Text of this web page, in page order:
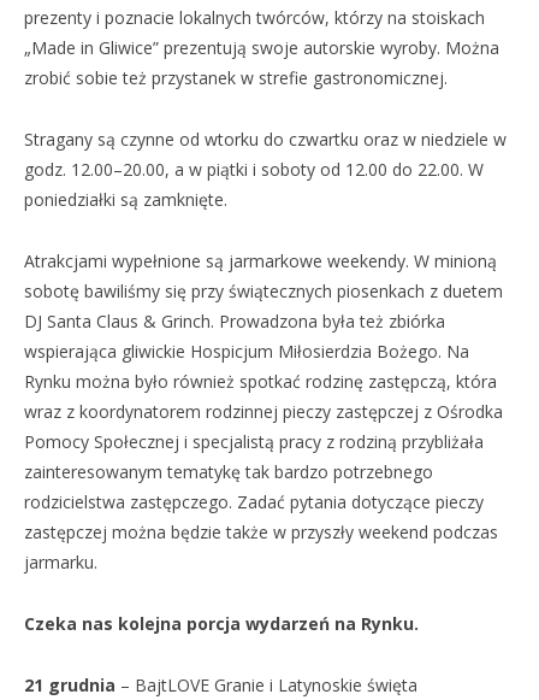
prezenty i poznacie lokalnych twórców, którzy na stoiskach
„Made in Gliwice” prezentują swoje autorskie wyroby. Można
zrobić sobie też przystanek w strefie gastronomicznej.
Stragany są czynne od wtorku do czwartku oraz w niedziele w
godz. 12.00–20.00, a w piątki i soboty od 12.00 do 22.00. W
poniedziałki są zamknięte.
Atrakcjami wypełnione są jarmarkowe weekendy. W minioną
sobotę bawiliśmy się przy świątecznych piosenkach z duetem
DJ Santa Claus & Grinch. Prowadzona była też zbiórka
wspierająca gliwickie Hospicjum Miłosierdzia Bożego. Na
Rynku można było również spotkać rodzinę zastępczą, która
wraz z koordynatorem rodzinnej pieczy zastępczej z Ośrodka
Pomocy Społecznej i specjalistą pracy z rodziną przybliżała
zainteresowanym tematykę tak bardzo potrzebnego
rodzicielstwa zastępczego. Zadać pytania dotyczące pieczy
zastępczej można będzie także w przyszły weekend podczas
jarmarku.
Czeka nas kolejna porcja wydarzeń na Rynku.
21 grudnia – BajtLOVE Granie i Latynoskie święta